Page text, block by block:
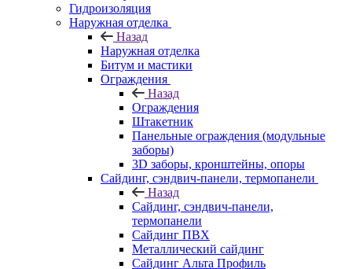
Гидроизоляция
Наружная отделка
Назад
Наружная отделка
Битум и мастики
Ограждения
Назад
Ограждения
Штакетник
Панельные ограждения (модульные
заборы)
3D заборы, кронштейны, опоры
Cайдинг, сэндвич-панели, термопанели
Назад
Cайдинг, сэндвич-панели,
термопанели
Сайдинг ПВХ
Металлический сайдинг
Сайдинг Альта Профиль